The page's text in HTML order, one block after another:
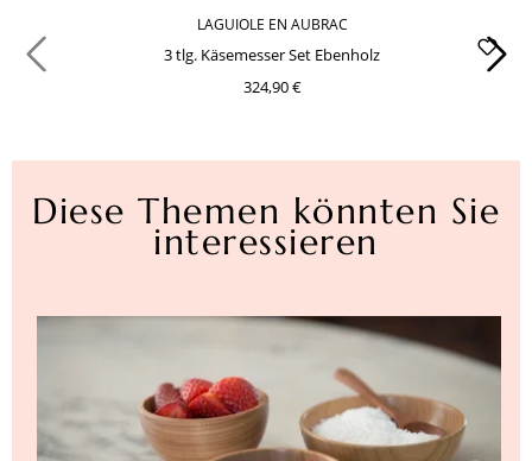
LAGUIOLE EN AUBRAC
3 tlg. Käsemesser Set Ebenholz
324,90 €
Diese Themen könnten Sie
interessieren